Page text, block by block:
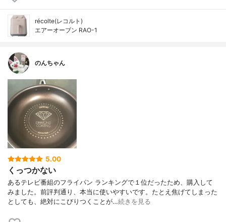
récolte(レコルト)
エアーオーブン RAO-1
のんちゃん
5.00
くっつかない
あるテレビ番組のフライパン ランキングで１位だったため、購入して
みました。前評判通り、本当に使いやすいです。たとえ焦げてしまった
としても、絶対にこびりつくことが…続きを見る